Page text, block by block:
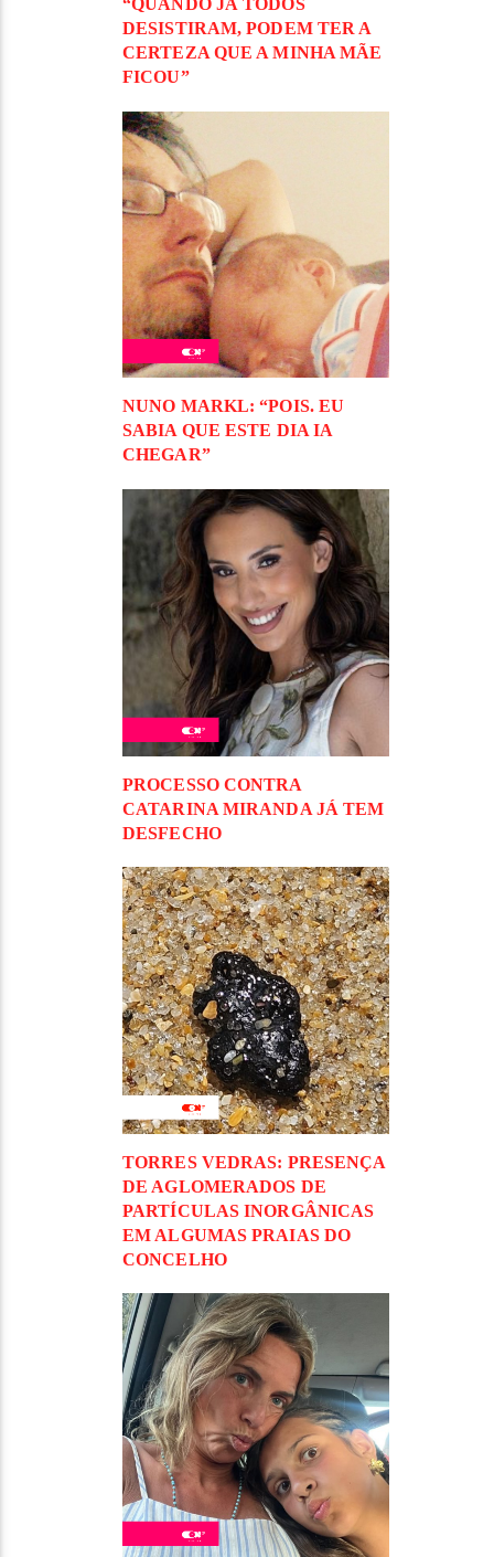
“QUANDO JÁ TODOS
DESISTIRAM, PODEM TER A
CERTEZA QUE A MINHA MÃE
FICOU”
NUNO MARKL: “POIS. EU
SABIA QUE ESTE DIA IA
CHEGAR”
PROCESSO CONTRA
CATARINA MIRANDA JÁ TEM
DESFECHO
TORRES VEDRAS: PRESENÇA
DE AGLOMERADOS DE
PARTÍCULAS INORGÂNICAS
EM ALGUMAS PRAIAS DO
CONCELHO